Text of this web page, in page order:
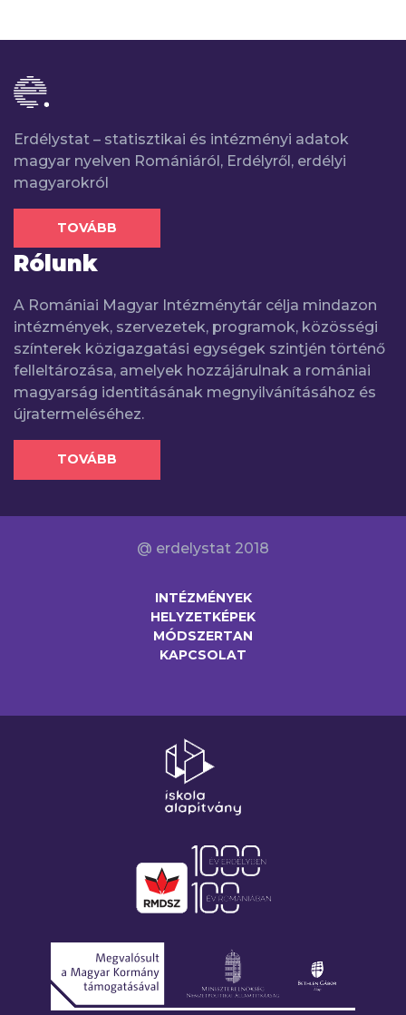
Erdélystat – statisztikai és intézményi adatok
magyar nyelven Romániáról, Erdélyről, erdélyi
magyarokról
TOVÁBB
Rólunk
A Romániai Magyar Intézménytár célja mindazon
intézmények, szervezetek, programok, közösségi
színterek közigazgatási egységek szintjén történő
felleltározása, amelyek hozzájárulnak a romániai
magyarság identitásának megnyilvánításához és
újratermeléséhez.
TOVÁBB
@ erdelystat 2018
INTÉZMÉNYEK
HELYZETKÉPEK
MÓDSZERTAN
KAPCSOLAT